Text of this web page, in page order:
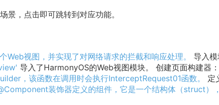
景，点击即可跳转到对应功能。
视图，并实现了对网络请求的拦截和响应处理。 导入
导入了HarmonyOS的Web视图模块。 创建页面构建器：
，该函数在调用时会执行InterceptRequest01函数。 定
装饰器定义的组件，它是一个结构体（struct）